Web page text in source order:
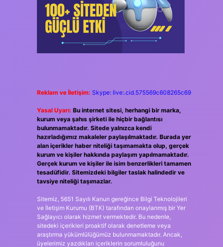
Reklam ve İletişim: Skype: live:.cid.575569c608265c69
Yasal Uyarı: Bu internet sitesi, herhangi bir marka,
kurum veya şahıs şirketi ile hiçbir bağlantısı
bulunmamaktadır. Sitede yalnızca kendi
hazırladığımız makaleler paylaşılmaktadır. Burada yer
alan içerikler haber niteliği taşımamakta olup, gerçek
kurum ve kişiler hakkında paylaşım yapılmamaktadır.
Gerçek kurum ve kişiler ile isim benzerlikleri tamamen
tesadüfidir. Sitemizdeki bilgiler taslak halindedir ve
tavsiye niteliği taşımazlar.
Sitemiz, 5651 Sayılı Kanun gereğince Bilgi Teknolojileri
ve İletişim Kurumu (BTK) tarafından onaylanmış bir Yer
Sağlayıcı olarak hizmet vermektedir. Bu nedenle,
sitedeki içerikleri proaktif olarak denetleme veya
araştırma yükümlülüğümüz bulunmamaktadır. Ancak,
üyelerimiz yazdıkları içeriklerin sorumluluğunu